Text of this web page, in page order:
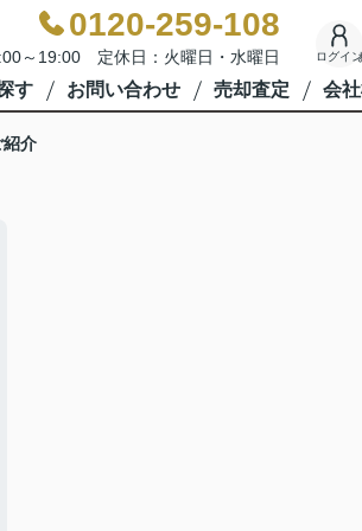
0120-259-108
～19:00 定休日：火曜日・水曜日 ログイン
す お問い合わせ 売却査定 会
紹介